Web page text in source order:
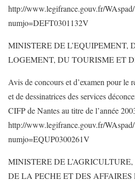
http://www.legifrance.gouv.fr/
numjo=DEFT0301132V
MINISTERE DE L’EQUIPEMENT,
LOGEMENT, DU TOURISME ET
Avis de concours et d’examen pour le
et de dessinatrices des services
CIFP de Nantes au titre de l’année
http://www.legifrance.gouv.fr/
numjo=EQUP0300261V
MINISTERE DE
DE LA PECHE ET DES AFFAIRES